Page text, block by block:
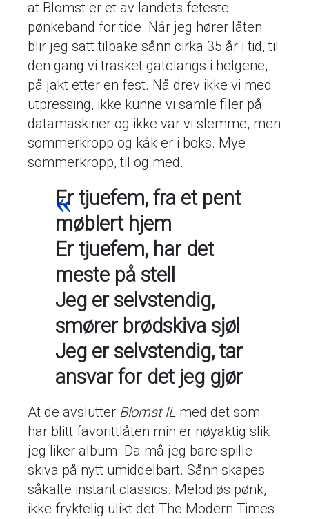
at Blomst er et av landets feteste
pønkeband for tide. Når jeg hører låten
blir jeg satt tilbake sånn cirka 35 år i tid, til
den gang vi trasket gatelangs i helgene,
på jakt etter en fest. Nå drev ikke vi med
utpressing, ikke kunne vi samle filer på
datamaskiner og ikke var vi slemme, men
sommerkropp og kåk er i boks. Mye
sommerkropp, til og med.
Er tjuefem, fra et pent
møblert hjem
Er tjuefem, har det
meste på stell
Jeg er selvstendig,
smører brødskiva sjøl
Jeg er selvstendig, tar
ansvar for det jeg gjør
At de avslutter Blomst IL med det som
har blitt favorittlåten min er nøyaktig slik
jeg liker album. Da må jeg bare spille
skiva på nytt umiddelbart. Sånn skapes
såkalte instant classics. Melodiøs pønk,
ikke fryktelig ulikt det The Modern Times